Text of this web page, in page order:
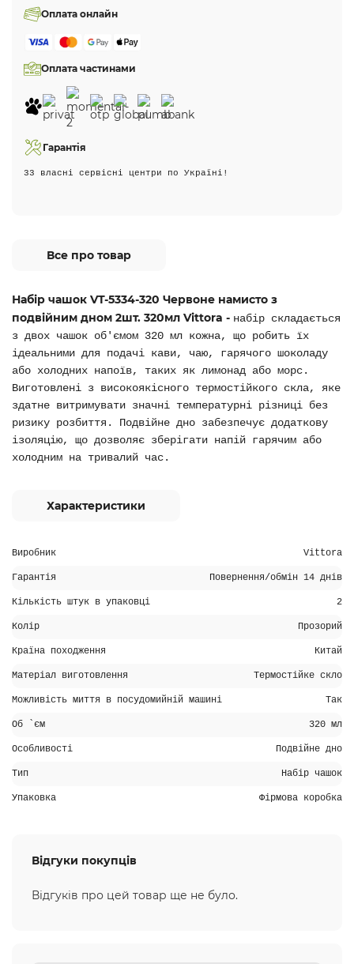
Оплата онлайн
Оплата частинами
Гарантія
33 власні сервісні центри по Україні!
Все про товар
Набір чашок VT-5334-320 Червоне намисто з
подвійним дном 2шт. 320мл Vittora - набір складається
з двох чашок об'ємом 320 мл кожна, що робить їх
ідеальними для подачі кави, чаю, гарячого шоколаду
або холодних напоїв, таких як лимонад або морс.
Виготовлені з високоякісного термостійкого скла, яке
здатне витримувати значні температурні різниці без
ризику розбиття. Подвійне дно забезпечує додаткову
ізоляцію, що дозволяє зберігати напій гарячим або
холодним на тривалий час.
Характеристики
Виробник Vittora
Гарантія Повернення/обмін 14 днів
Кількість штук в упаковці 2
Колір Прозорий
Країна походження Китай
Матеріал виготовлення Термостійке скло
Можливість миття в посудомийній машині Так
Об `єм 320 мл
Особливості Подвійне дно
Тип Набір чашок
Упаковка Фірмова коробка
Відгуки покупців
Відгуків про цей товар ще не було.